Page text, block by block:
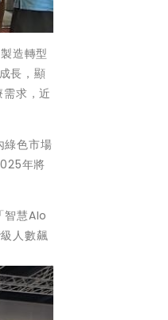
造轉型
長，顯
求，近
綠色市場
年將
智慧AIo
人數飆